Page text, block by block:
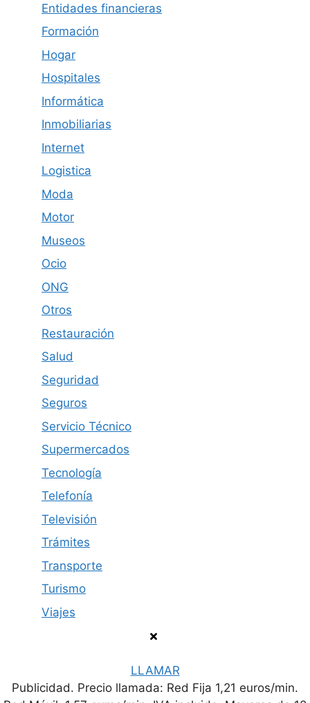
Entidades financieras
Formación
Hogar
Hospitales
Informática
Inmobiliarias
Internet
Logistica
Moda
Motor
Museos
Ocio
ONG
Otros
Restauración
Salud
Seguridad
Seguros
Servicio Técnico
Supermercados
Tecnología
Telefonía
Televisión
Trámites
Transporte
Turismo
Viajes
LLAMAR
Publicidad. Precio llamada: Red Fija 1,21 euros/min.